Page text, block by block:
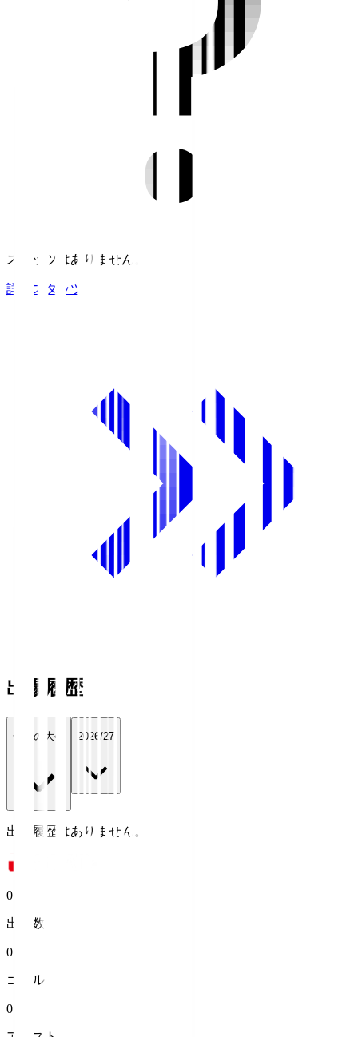
スタッツはありません。
詳細スタッツ
出場履歴
全ての大会 2026/27
出場履歴はありません。
0
出場数
0
ゴール
0